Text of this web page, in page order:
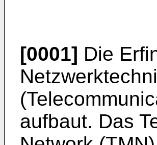
[0001] Die
aufbaut. Das